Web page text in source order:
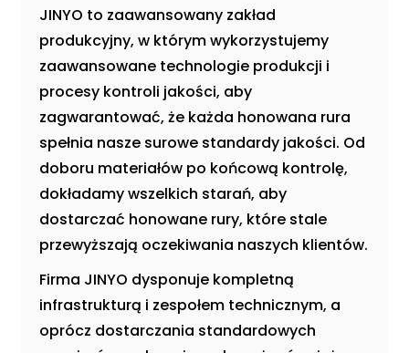
JINYO to zaawansowany zakład
produkcyjny, w którym wykorzystujemy
zaawansowane technologie produkcji i
procesy kontroli jakości, aby
zagwarantować, że każda honowana rura
spełnia nasze surowe standardy jakości. Od
doboru materiałów po końcową kontrolę,
dokładamy wszelkich starań, aby
dostarczać honowane rury, które stale
przewyższają oczekiwania naszych klientów.
Firma JINYO dysponuje kompletną
infrastrukturą i zespołem technicznym, a
oprócz dostarczania standardowych